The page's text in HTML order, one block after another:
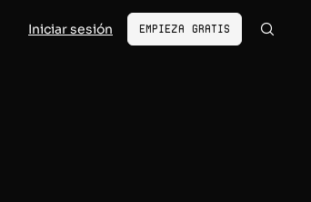
Iniciar sesión Empieza gratis